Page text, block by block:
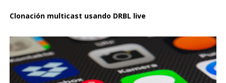
Clonación multicast usando DRBL live